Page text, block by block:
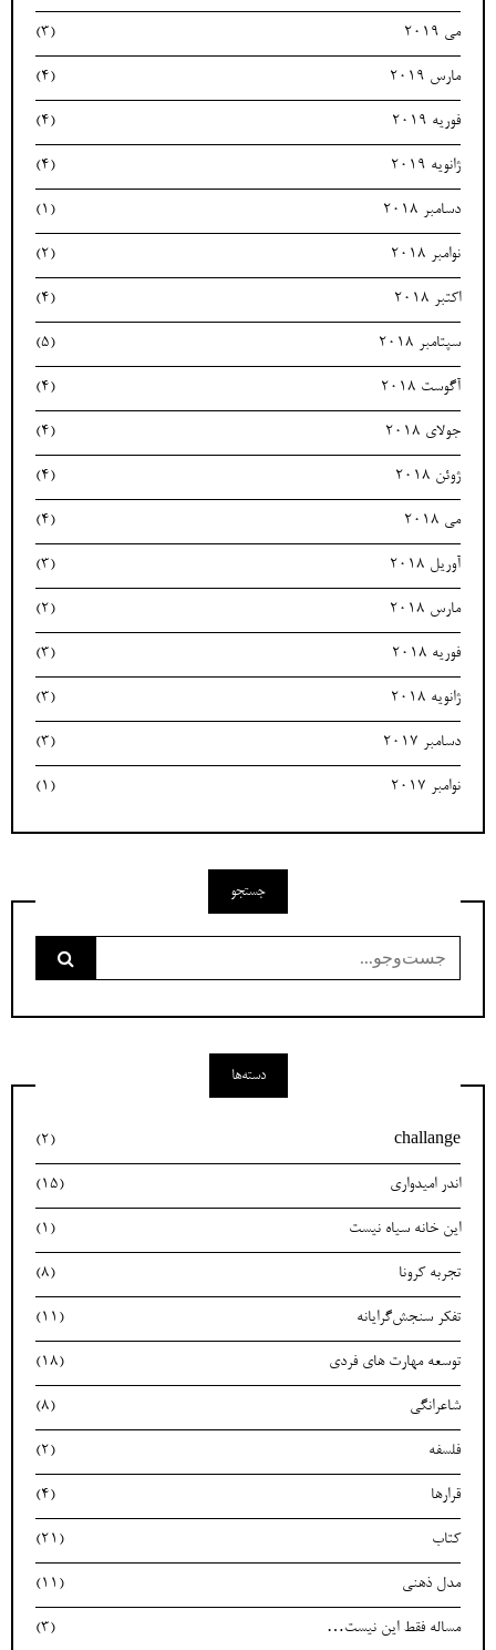
می 2019 (3)
مارس 2019 (4)
فوریه 2019 (4)
ژانویه 2019 (4)
دسامبر 2018 (1)
نوامبر 2018 (2)
اکتبر 2018 (4)
سپتامبر 2018 (5)
آگوست 2018 (4)
جولای 2018 (4)
ژوئن 2018 (4)
می 2018 (4)
آوریل 2018 (3)
مارس 2018 (2)
فوریه 2018 (3)
ژانویه 2018 (3)
دسامبر 2017 (3)
نوامبر 2017 (1)
جستجو
برای:
دسته‌ها
challange
(2)
اندر امیدواری (15)
این خانه سیاه نیست (1)
تجربه کرونا (8)
تفکر سنجش‌گرایانه (11)
توسعه مهارت های فردی (18)
شاعرانگی (8)
فلسفه (2)
قرارها (4)
کتاب (21)
مدل ذهنی (11)
مساله فقط این نیست… (3)